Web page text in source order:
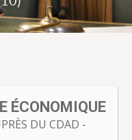
ÉCONOMIQUE
DU CDAD -